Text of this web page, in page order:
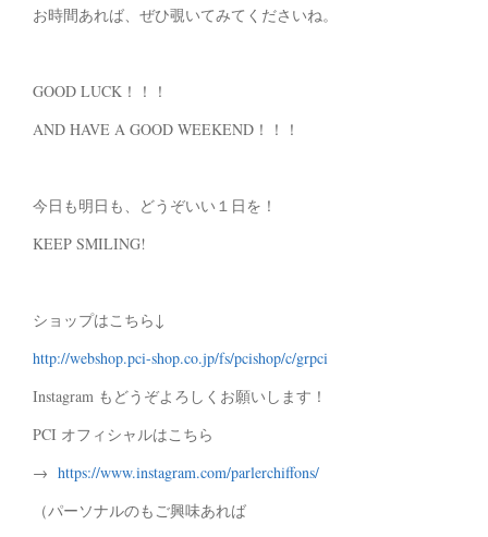
お時間あれば、ぜひ覗いてみてくださいね。
GOOD LUCK！！！
AND HAVE A GOOD WEEKEND！！！
今日も明日も、どうぞいい１日を！
KEEP SMILING!
ショップはこちら↓
http://webshop.pci-shop.co.jp/fs/pcishop/c/grpci
Instagram もどうぞよろしくお願いします！
PCI オフィシャルはこちら
→ https://www.instagram.com/parlerchiffons/
（パーソナルのもご興味あれば